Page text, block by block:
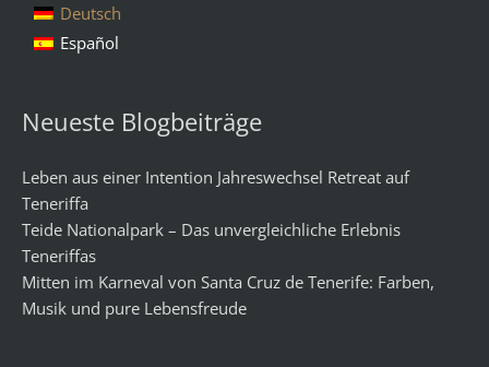
Deutsch
Español
Neueste Blogbeiträge
Leben aus einer Intention Jahreswechsel Retreat auf
Teneriffa
Teide Nationalpark – Das unvergleichliche Erlebnis
Teneriffas
Mitten im Karneval von Santa Cruz de Tenerife: Farben,
Musik und pure Lebensfreude